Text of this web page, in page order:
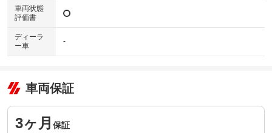
車両状態
評価書
ディーラ
ー車
-
車両保証
3ヶ月 保証